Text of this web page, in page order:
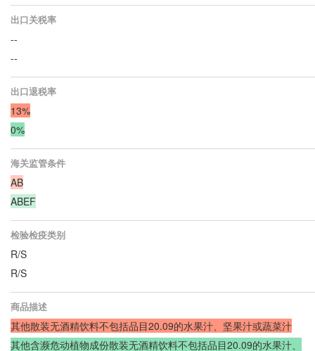
出口关税率
--
--
出口退税率
13%
0%
海关监管条件
AB
ABEF
检验检疫类别
R/S
R/S
商品描述
其他散装无酒精饮料不包括品目20.09的水果汁、坚果汁或蔬菜汁
其他含濒危动植物成份散装无酒精饮料不包括品目20.09的水果汁、